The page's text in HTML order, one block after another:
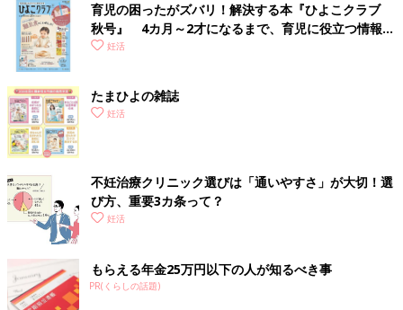
育児の困ったがズバリ！解決する本『ひよこクラブ
秋号』 4カ月～2才になるまで、育児に役立つ情報が
いっぱい！
妊活
たまひよの雑誌
妊活
不妊治療クリニック選びは「通いやすさ」が大切！選
び方、重要3カ条って？
妊活
もらえる年金25万円以下の人が知るべき事
PR(くらしの話題)